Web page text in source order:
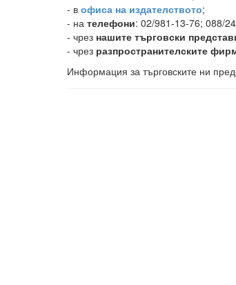
- в офиса на издателството;
- на телефони: 02/981-13-76; 088/
- чрез нашите търговски
- чрез разпространителските
Информация за търговските ни